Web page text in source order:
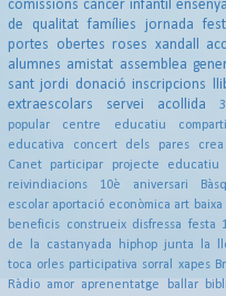
comissions càncer infantil
de qualitat
famílies jornada
portes obertes
roses xandall
alumnes amistat assemblea
sant jordi
donació inscripcions
extraescolars
servei acollida
popular
centre educatiu
educativa
concert dels pares crea
Canet
participar projecte educatiu
reivindiacions
10è aniversari
escolar aportació econòmica art
beneficis construeix disfressa festa
de la castanyada
hiphop junta
la
toca orles participativa sorral xapes
Ràdio amor aprenentatge ballar